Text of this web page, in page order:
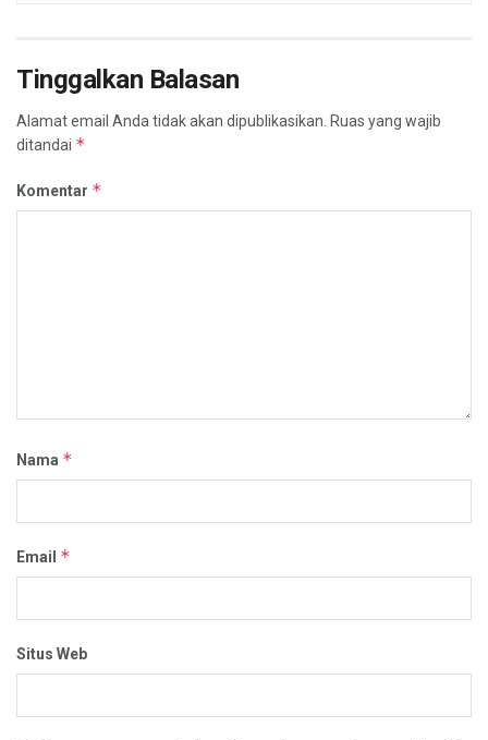
Tinggalkan Balasan
Alamat email Anda tidak akan dipublikasikan. Ruas yang wajib
ditandai *
Komentar *
Nama *
Email *
Situs Web